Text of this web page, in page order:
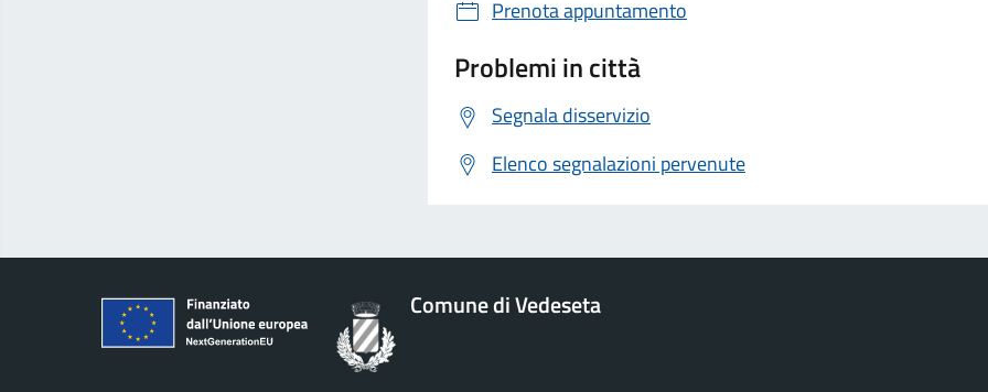
Prenota appuntamento
Problemi in città
Segnala disservizio
Elenco segnalazioni pervenute
Comune di Vedeseta